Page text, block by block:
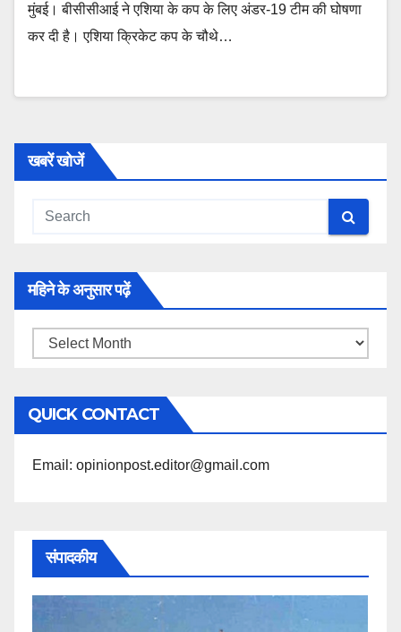
मुंबई। बीसीसीआई ने एशिया के कप के लिए अंडर-19 टीम की घोषणा
कर दी है। एशिया क्रिकेट कप के चौथे…
खबरें खोजें
महिने के अनुसार पढ़ें
महिने
अनुसार
पढ़ें
QUICK CONTACT
Email: opinionpost.editor@gmail.com
संपादकीय